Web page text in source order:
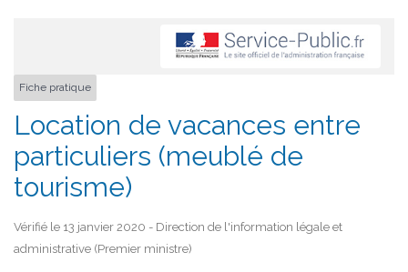
Fiche pratique
Location de vacances entre
particuliers (meublé de
tourisme)
Vérifié le 13 janvier 2020 - Direction de l'information légale et
administrative (Premier ministre)